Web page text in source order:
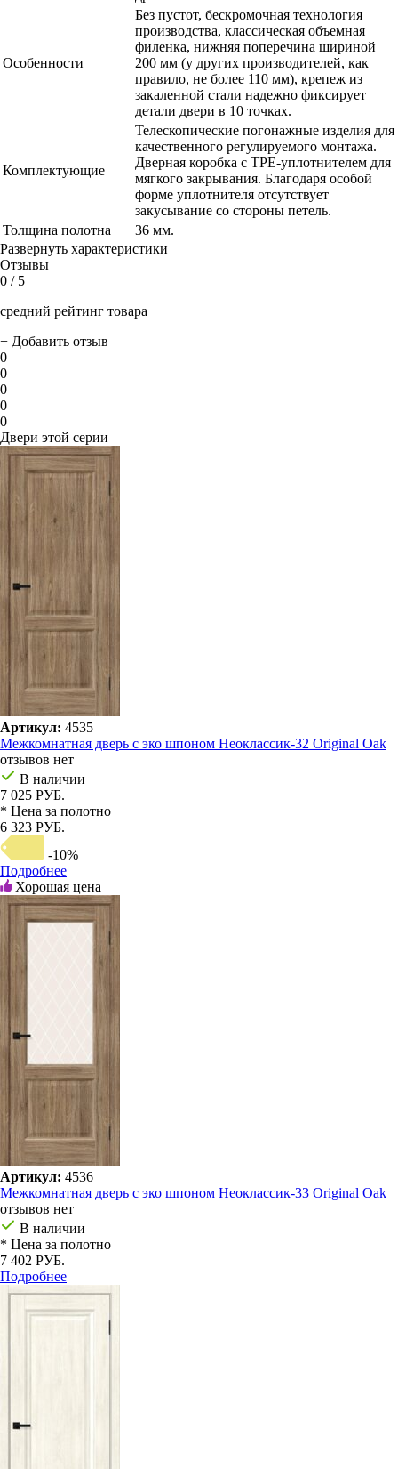
Особенности
Без пустот, бескромочная технология
производства, классическая объемная
филенка, нижняя поперечина шириной
200 мм (у других производителей, как
правило, не более 110 мм), крепеж из
закаленной стали надежно фиксирует
детали двери в 10 точках.
Комплектующие
Телескопические погонажные изделия для
качественного регулируемого монтажа.
Дверная коробка с TPE-уплотнителем для
мягкого закрывания. Благодаря особой
форме уплотнителя отсутствует
закусывание со стороны петель.
Толщина полотна
36 мм.
Развернуть характеристики
Отзывы
0 / 5
средний рейтинг товара
+ Добавить отзыв
0
0
0
0
0
Двери этой серии
Артикул: 4535
Межкомнатная дверь с эко шпоном Неоклассик-32 Original Oak
отзывов нет
В наличии
7 025 РУБ.
* Цена за полотно
6 323 РУБ.
-10%
Подробнее
Хорошая цена
Артикул: 4536
Межкомнатная дверь с эко шпоном Неоклассик-33 Original Oak
отзывов нет
В наличии
* Цена за полотно
7 402 РУБ.
Подробнее